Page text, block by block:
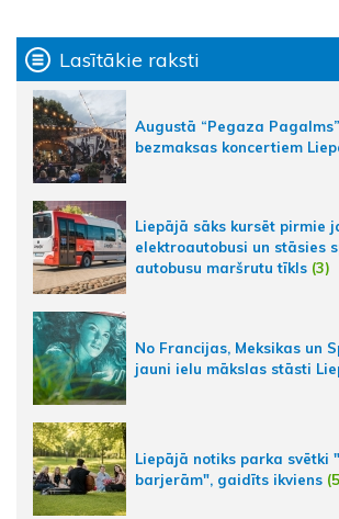
Lasītākie raksti
Augustā “Pegaza
bezmaksas koncertiem
Liepājā sāks kursēt pirmie
elektroautobusi un stāsies
autobusu maršrutu tīkls (3)
No Francijas, Meksikas un
jauni ielu mākslas stāsti
Liepājā notiks parka svētki
barjerām", gaidīts ikviens